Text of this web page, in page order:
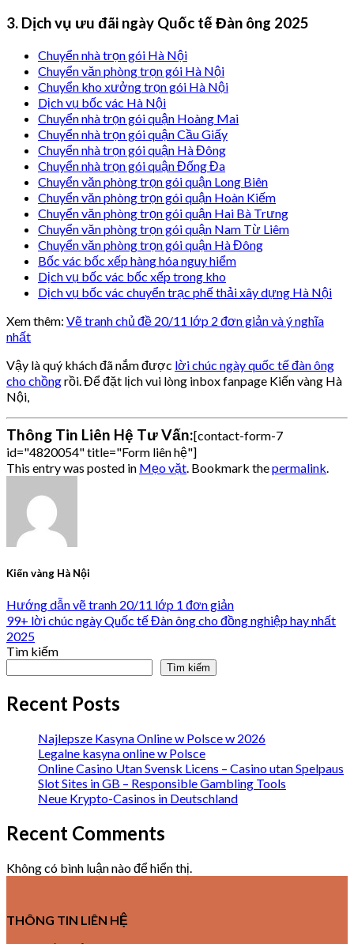
3. Dịch vụ ưu đãi ngày Quốc tế Đàn ông 2025
Chuyển nhà trọn gói Hà Nội
Chuyển văn phòng trọn gói Hà Nội
Chuyển kho xưởng trọn gói Hà Nội
Dịch vụ bốc vác Hà Nội
Chuyển nhà trọn gói quận Hoàng Mai
Chuyển nhà trọn gói quận Cầu Giấy
Chuyển nhà trọn gói quận Hà Đông
Chuyển nhà trọn gói quận Đống Đa
Chuyển văn phòng trọn gói quận Long Biên
Chuyển văn phòng trọn gói quận Hoàn Kiếm
Chuyển văn phòng trọn gói quận Hai Bà Trưng
Chuyển văn phòng trọn gói quận Nam Từ Liêm
Chuyển văn phòng trọn gói quận Hà Đông
Bốc vác bốc xếp hàng hóa nguy hiểm
Dịch vụ bốc vác bốc xếp trong kho
Dịch vụ bốc vác chuyển trạc phế thải xây dựng Hà Nội
Xem thêm: Vẽ tranh chủ đề 20/11 lớp 2 đơn giản và ý nghĩa
nhất
Vậy là quý khách đã nắm được lời chúc ngày quốc tế đàn ông
cho chồngrồi. Để đặt lịch vui lòng inbox fanpage Kiến vàng Hà
Nội,
Thông Tin Liên Hệ Tư Vấn:[contact-form-7
id="4820054" title="Form liên hệ"]
This entry was posted in Mẹo vặt. Bookmark thepermalink.
Kiến vàng Hà Nội
Hướng dẫn vẽ tranh 20/11 lớp 1 đơn giản
99+ lời chúc ngày Quốc tế Đàn ông cho đồng nghiệp hay nhất
2025
Tìm kiếm
Tìm kiếm
Recent Posts
Najlepsze Kasyna Online w Polsce w 2026
Legalne kasyna online w Polsce
Online Casino Utan Svensk Licens – Casino utan Spelpaus
Slot Sites in GB – Responsible Gambling Tools
Neue Krypto-Casinos in Deutschland
Recent Comments
Không có bình luận nào để hiển thị.
THÔNG TIN LIÊN HỆ